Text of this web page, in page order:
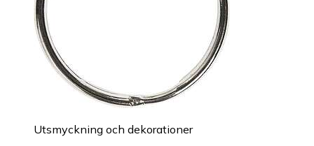
Utsmyckning och dekorationer